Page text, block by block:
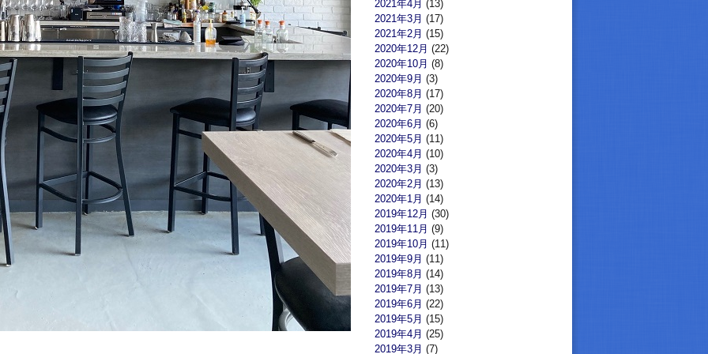
2021年4月 (13)
2021年3月 (17)
2021年2月 (15)
2020年12月 (22)
2020年10月 (8)
2020年9月 (3)
2020年8月 (17)
2020年7月 (20)
2020年6月 (6)
2020年5月 (11)
2020年4月 (10)
2020年3月 (3)
2020年2月 (13)
2020年1月 (14)
2019年12月 (30)
2019年11月 (9)
2019年10月 (11)
2019年9月 (11)
2019年8月 (14)
2019年7月 (13)
2019年6月 (22)
2019年5月 (15)
2019年4月 (25)
2019年3月 (7)